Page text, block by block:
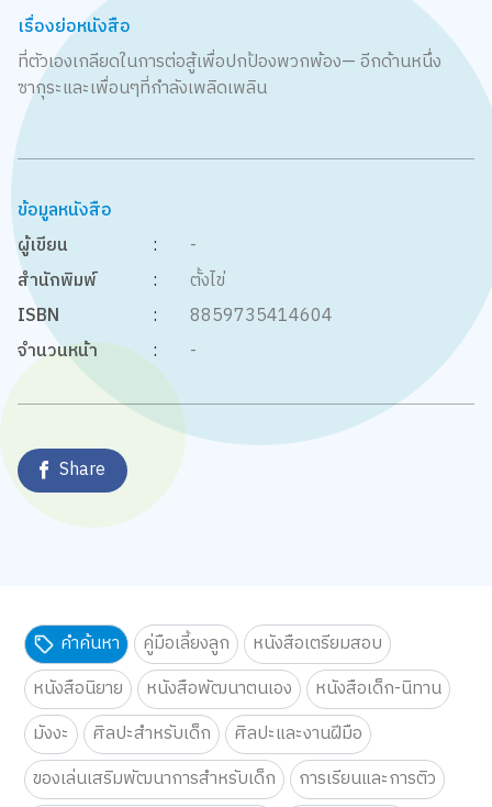
เรื่องย่อหนังสือ
ที่ตัวเองเกลียดในการต่อสู้เพื่อปกป้องพวกพ้อง— อีกด้านหนึ่ง
ซากุระและเพื่อนๆที่กำลังเพลิดเพลิน
ข้อมูลหนังสือ
ผู้เขียน
:
-
สำนักพิมพ์
:
ตั้งไข่
ISBN
:
8859735414604
จำนวนหน้า
: -
Share
คำค้นหา คู่มือเลี้ยงลูก
หนังสือเตรียมสอบ
หนังสือนิยาย
หนังสือพัฒนาตนเอง
หนังสือเด็ก-นิทาน
มังงะ
ศิลปะสำหรับเด็ก
ศิลปะและงานฝีมือ
ของเล่นเสริมพัฒนาการสำหรับเด็ก
การเรียนและการติว